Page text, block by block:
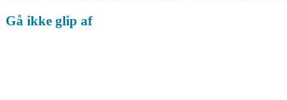
Gå ikke glip af